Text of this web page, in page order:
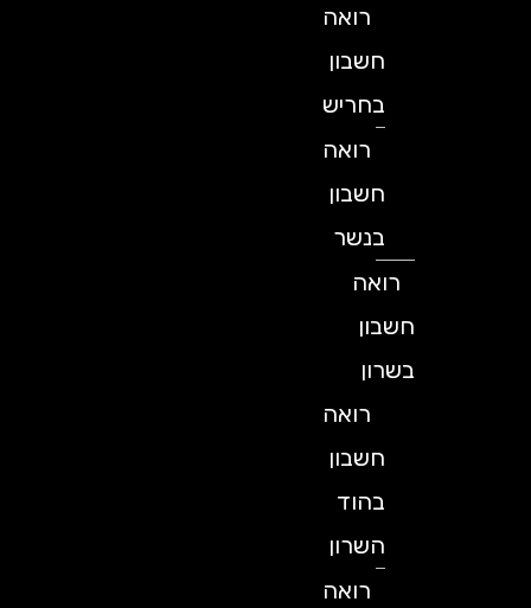
רואה
חשבון
בחריש
רואה
חשבון
בנשר
רואה
חשבון
בשרון
רואה
חשבון
בהוד
השרון
רואה